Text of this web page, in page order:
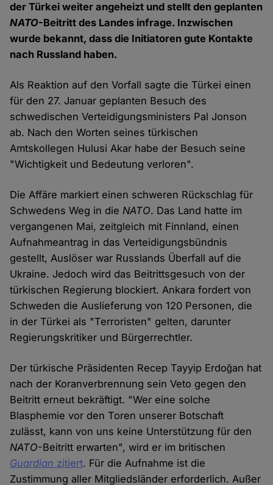
der Türkei weiter angeheizt und stellt den geplanten
NATO-Beitritt des Landes infrage. Inzwischen
wurde bekannt, dass die Initiatoren gute Kontakte
nach Russland haben.
Als Reaktion auf den Vorfall sagte die Türkei einen
für den 27. Januar geplanten Besuch des
schwedischen Verteidigungsministers Pal Jonson
ab. Nach den Worten seines türkischen
Amtskollegen Hulusi Akar habe der Besuch seine
"Wichtigkeit und Bedeutung verloren".
Die Affäre markiert einen schweren Rückschlag für
Schwedens Weg in dieNATO. Das Land hatte im
vergangenen Mai, zeitgleich mit Finnland, einen
Aufnahmeantrag in das Verteidigungsbündnis
gestellt, Auslöser war Russlands Überfall auf die
Ukraine. Jedoch wird das Beitrittsgesuch von der
türkischen Regierung blockiert. Ankara fordert von
Schweden die Auslieferung von 120 Personen, die
in der Türkei als "Terroristen" gelten, darunter
Regierungskritiker und Bürgerrechtler.
Der türkische Präsidenten Recep Tayyip Erdoğan hat
nach der Koranverbrennung sein Veto gegen den
Beitritt erneut bekräftigt. "Wer eine solche
Blasphemie vor den Toren unserer Botschaft
zulässt, kann von uns keine Unterstützung für den
NATO-Beitritt erwarten", wird er im britischen
Guardian zitiert. Für die Aufnahme ist die
Zustimmung aller Mitgliedsländer erforderlich. Außer